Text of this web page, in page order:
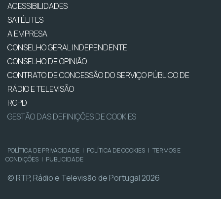
ACESSIBILIDADES
SATÉLITES
A EMPRESA
CONSELHO GERAL INDEPENDENTE
CONSELHO DE OPINIÃO
CONTRATO DE CONCESSÃO DO SERVIÇO PÚBLICO DE
RÁDIO E TELEVISÃO
RGPD
GESTÃO DAS DEFINIÇÕES DE COOKIES
POLÍTICA DE PRIVACIDADE | POLÍTICA DE COOKIES | TERMOS E
CONDIÇÕES | PUBLICIDADE
© RTP, Rádio e Televisão de Portugal 2026